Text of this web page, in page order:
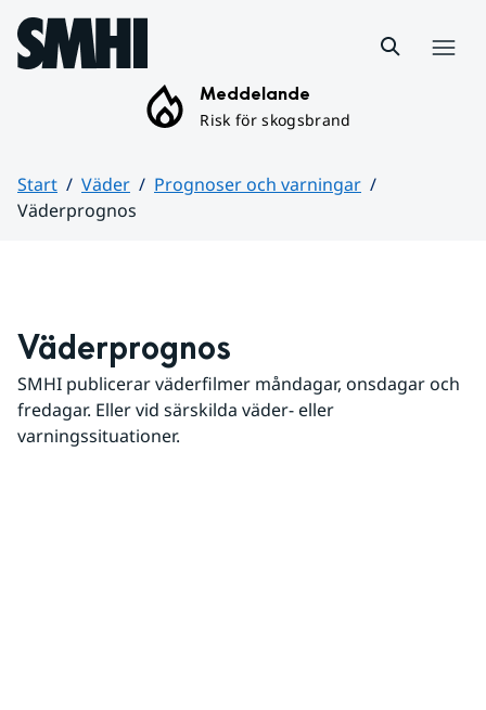
Hoppa till sidans innehåll
Meddelande
Risk för skogsbrand
Start Väder
Prognoser och varningar
Väderprognos
Väderprognos
SMHI publicerar väderfilmer måndagar, onsdagar och
fredagar. Eller vid särskilda väder- eller
varningssituationer.